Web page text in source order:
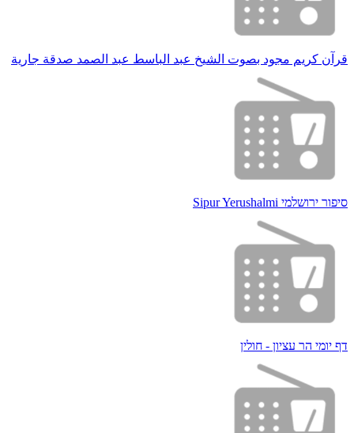
قرآن كريم مجود بصوت الشيخ عبد الباسط عبد الصمد صدقة جارية
סיפור ירושלמי Sipur Yerushalmi
דף יומי הר עציון - חולין